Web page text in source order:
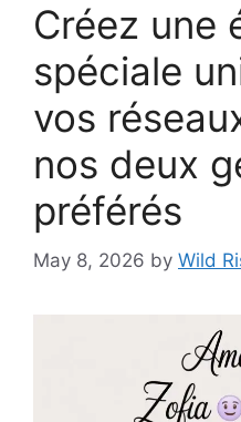
Créez une
spéciale
vos
nos deux
préférés
May 8, 2026 by Wild